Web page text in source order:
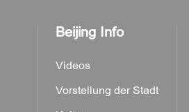
Beijing Info
Videos
Vorstellung der Stadt